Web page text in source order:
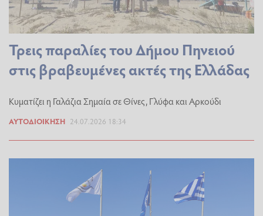
Τρεις παραλίες του Δήμου Πηνειού
στις βραβευμένες ακτές της Ελλάδας
Κυματίζει η Γαλάζια Σημαία σε Θίνες, Γλύφα και Αρκούδι
ΑΥΤΟΔΙΟΊΚΗΣΗ 24.07.2026 18:34